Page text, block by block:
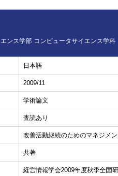
ンス学部 コンピュータサイエンス学科
日本語
2009/11
学術論文
査読あり
改善活動継続のためのマネジメ
共著
経営情報学会2009年度秋季全国